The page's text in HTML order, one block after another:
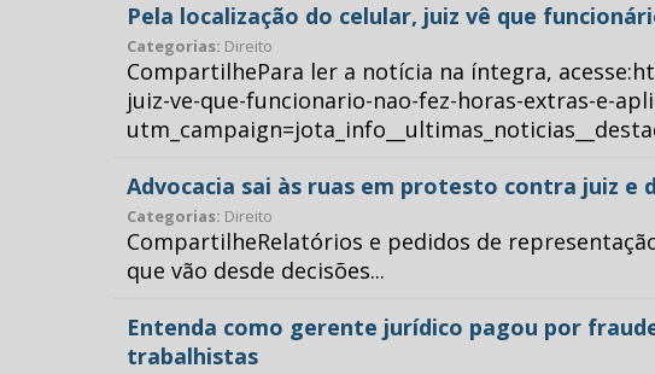
Pela localização do celular, juiz vê que
Categorias: Direito
CompartilhePara ler a notícia na íntegra,
juiz-ve-que-funcionario-nao-fez-horas-extras-e-
Advocacia sai às ruas em protesto contra juiz e
Categorias: Direito
CompartilheRelatórios e pedidos de
que vão desde decisões...
Entenda como gerente jurídico pagou por
trabalhistas